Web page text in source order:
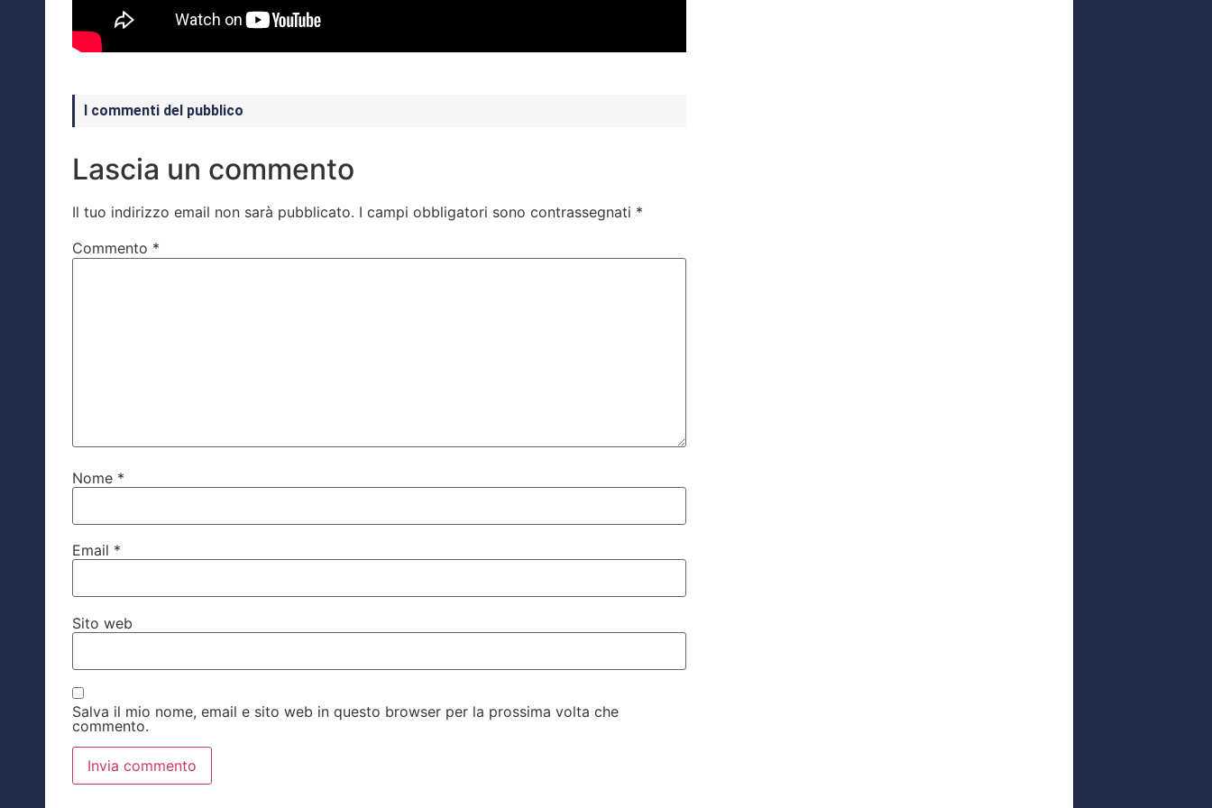
I commenti del pubblico
Lascia un commento
Il tuo indirizzo email non sarà pubblicato. I campi obbligatori sono contrassegnati *
Commento *
Nome *
Email *
Sito web
Salva il mio nome, email e sito web in questo browser per la prossima volta che
commento.